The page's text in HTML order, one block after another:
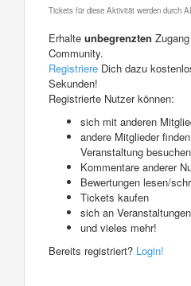
Tickets für diese Aktivität werden durch
Erhalte unbegrenzten
Community.
Registriere Dich dazu
Sekunden!
Registrierte Nutzer können:
sich mit anderen
andere Mitglieder
Veranstaltung
Kommentare anderer
Bewertungen lesen/
Tickets kaufen
sich an
und vieles mehr!
Bereits registriert? Login!